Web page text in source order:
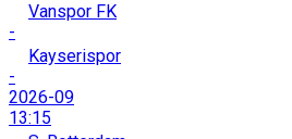
Vanspor FK
-
Kayserispor
-
2026-09
13:15